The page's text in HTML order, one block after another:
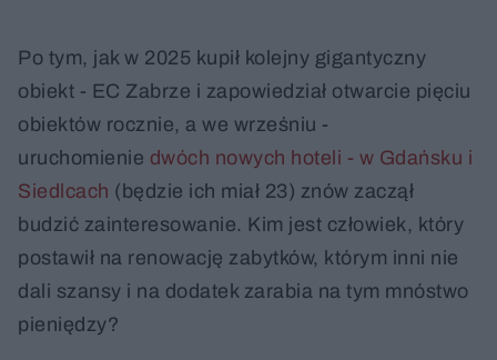
Po tym, jak w 2025 kupił kolejny gigantyczny
obiekt - EC Zabrze i zapowiedział otwarcie pięciu
obiektów rocznie, a we wrześniu -
uruchomienie dwóch nowych hoteli - w Gdańsku i
Siedlcach (będzie ich miał 23) znów zaczął
budzić zainteresowanie. Kim jest człowiek, który
postawił na renowację zabytków, którym inni nie
dali szansy i na dodatek zarabia na tym mnóstwo
pieniędzy?